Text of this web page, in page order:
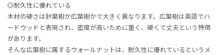
◎耐久性に優れている
木材の硬さは針葉樹か広葉樹かで大きく異なります。広葉樹は英語でハ
ードウッドと表現され、密度が高いために重く、硬くて丈夫という特徴
があります。
そんな広葉樹に属するウォールナットは、耐久性に優れているというメ